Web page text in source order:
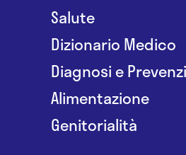
Salute
Dizionario Medico
Diagnosi e
Alimentazione
Genitorialità